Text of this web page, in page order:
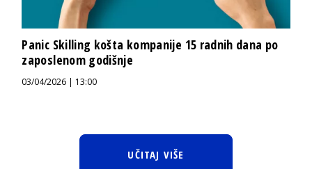
Panic Skilling košta kompanije 15 radnih dana po
zaposlenom godišnje
03/04/2026 | 13:00
UČITAJ VIŠE